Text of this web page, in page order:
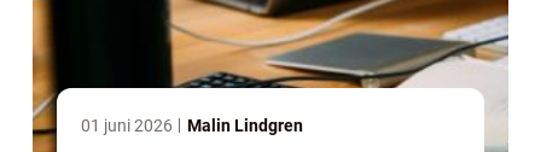
01 juni 2026 Malin Lindgren